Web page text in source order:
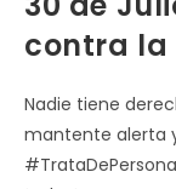
contra la
Nadie tiene
mantente alerta